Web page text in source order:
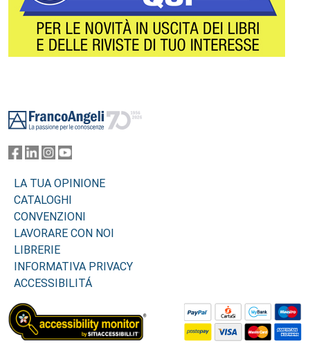
LA TUA OPINIONE
CATALOGHI
CONVENZIONI
LAVORARE CON NOI
LIBRERIE
INFORMATIVA PRIVACY
ACCESSIBILITÁ